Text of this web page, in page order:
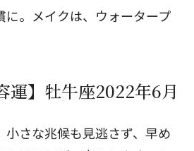
に。メイクは、ウォータープ
運】牡牛座2022年6月
さな兆候も見逃さず、早め